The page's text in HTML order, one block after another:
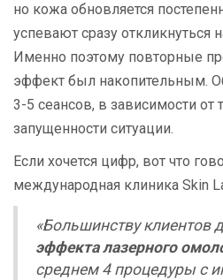
но кожа обновляется
успевают сразу откликнуться
Именно поэтому повторные
эффект был накопительным.
3-5 сеансов, в зависимости от
запущенности ситуации.
Если хочется цифр, вот что
международная клиника Skin
«Большинству клиентов
эффекта лазерного
среднем 4 процедуры с